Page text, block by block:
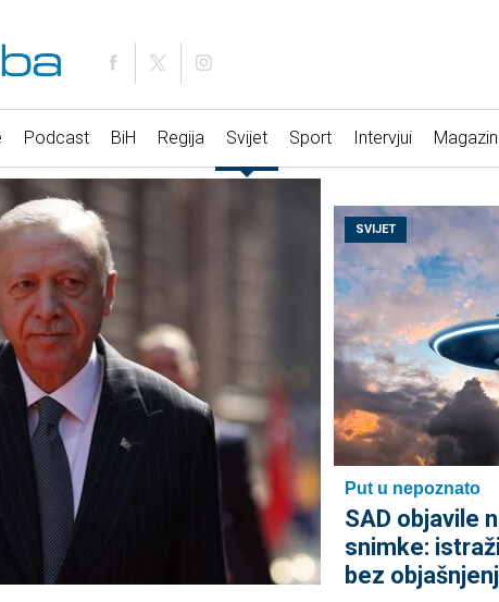
Podcast BiH Regija Svijet Sport Intervjui Magazin
SVIJET
Put u nepoznato
SAD objavile
snimke:
bez